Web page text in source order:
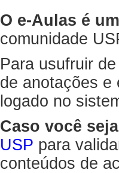
O e-Aulas é
comunidade
Para usufruir
de anotações e
logado no
Caso você
USP para
conteúdos de